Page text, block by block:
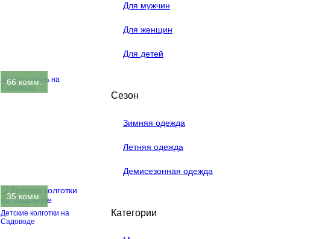
66 комм.
Детская обувь на
Садоводе
35 комм.
Детские колготки на
Садоводе
Для мужчин
Для женщин
Для детей
Сезон
Зимняя одежда
Летняя одежда
Демисезонная одежда
Категории